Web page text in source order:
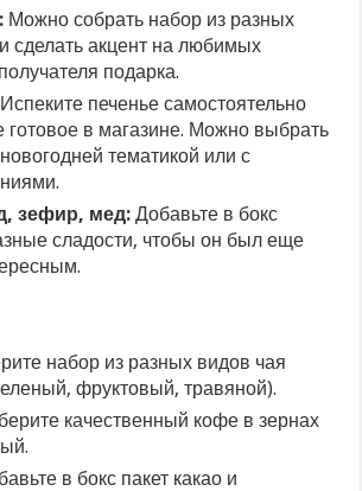
Можно собрать набор из разных
сделать акцент на любимых
подарка.
Испеките печенье самостоятельно
готовое в магазине. Можно выбрать
тематикой или с
зефир, мед: Добавьте в бокс
сладости, чтобы он был еще
набор из разных видов чая
фруктовый, травяной).
качественный кофе в зернах
в бокс пакет какао и